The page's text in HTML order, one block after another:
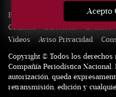
Acepto
Edición Impresa Noticias
Contacto
Directorio Eventos
Videos
Aviso Privacidad
Copyright © Todos los derechos
Compañía Periodística
autorización, queda
retransmisión, edición y